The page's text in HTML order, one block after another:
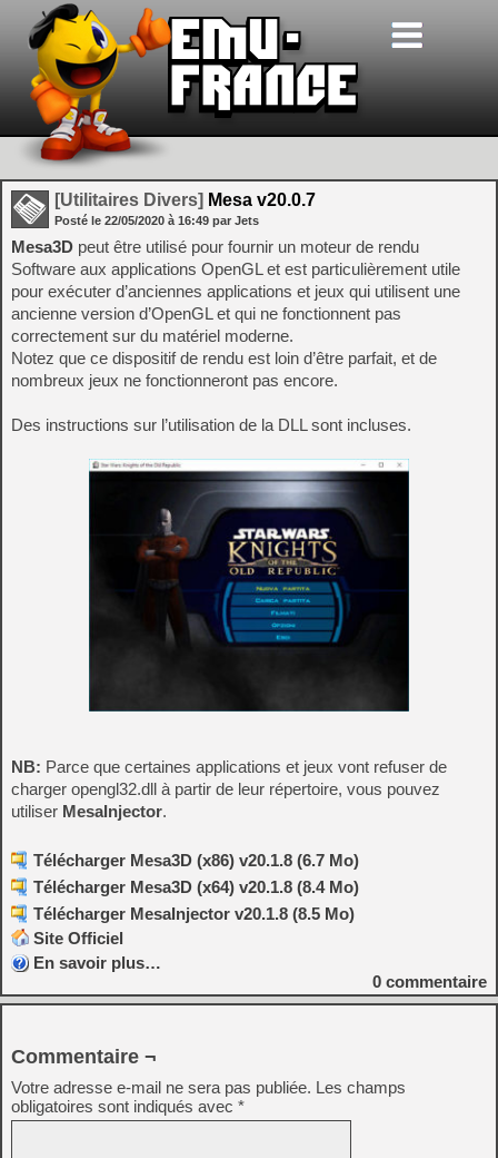
[Utilitaires Divers] Mesa v20.0.7
Posté le 22/05/2020 à 16:49 par Jets
Mesa3D peut être utilisé pour fournir un moteur de rendu
Software aux applications OpenGL et est particulièrement utile
pour exécuter d’anciennes applications et jeux qui utilisent une
ancienne version d’OpenGL et qui ne fonctionnent pas
correctement sur du matériel moderne.
Notez que ce dispositif de rendu est loin d’être parfait, et de
nombreux jeux ne fonctionneront pas encore.
Des instructions sur l’utilisation de la DLL sont incluses.
NB: Parce que certaines applications et jeux vont refuser de
charger opengl32.dll à partir de leur répertoire, vous pouvez
utiliser MesaInjector.
Télécharger Mesa3D (x86) v20.1.8 (6.7 Mo)
Télécharger Mesa3D (x64) v20.1.8 (8.4 Mo)
Télécharger MesaInjector v20.1.8 (8.5 Mo)
Site Officiel
En savoir plus…
0 commentaire
Commentaire ¬
Votre adresse e-mail ne sera pas publiée. Les champs
obligatoires sont indiqués avec *